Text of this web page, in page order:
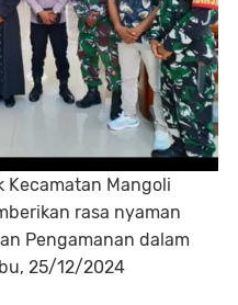
Kecamatan Mangoli
rasa nyaman
Pengamanan dalam
25/12/2024